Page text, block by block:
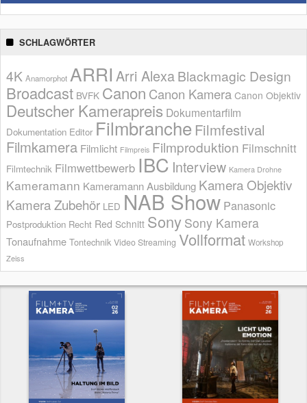
SCHLAGWÖRTER
4K Anamorphot ARRI Arri AlexaBlackmagic Design
Broadcast BVFK Canon Canon Kamera Canon Objektiv
Deutscher Kamerapreis Dokumentarfilm
Dokumentation Editor Filmbranche Filmfestival
Filmkamera Filmlicht Filmpreis Filmproduktion Filmschnitt
Filmtechnik Filmwettbewerb IBC Interview Kamera Drohne
Kameramann Kameramann Ausbildung Kamera Objektiv
Kamera Zubehör LED NAB Show Panasonic
Postproduktion Recht Red Schnitt Sony Sony Kamera
Tonaufnahme Tontechnik Video Streaming Vollformat Workshop
Zeiss